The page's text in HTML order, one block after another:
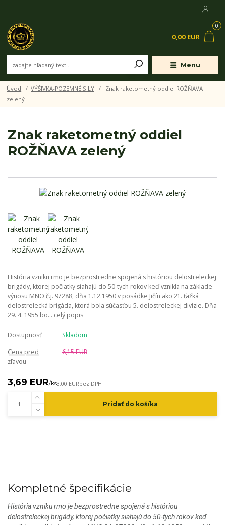
Menu
0
0,00 EUR
Úvod VÝŠIVKA-POZEMNÉ SILY
Znak raketometný oddiel ROŽŇAVA
zelený
Znak raketometný oddiel
ROŽŇAVA zelený
História vzniku rmo je bezprostredne spojená s históriou delostreleckej
brigády, ktorej počiatky siahajú do 50-tych rokov keď vznikla na základe
výnosu MNO č.j. 97288, dňa 1.12.1950 v posádke Jičín ako 21. ťažká
delostrelecká brigáda, ktorá bola súčasťou 5. delostreleckej divízie. Dňa
29. 4. 1955 bo... celý popis
Dostupnosť
Skladom
Cena pred
zľavou
6,15 EUR
3,69 EUR/ks3,00 EURbez DPH
Pridať do košíka
Kompletné špecifikácie
História vzniku rmo je bezprostredne spojená s históriou
delostreleckej brigády, ktorej počiatky siahajú do 50-tych rokov keď